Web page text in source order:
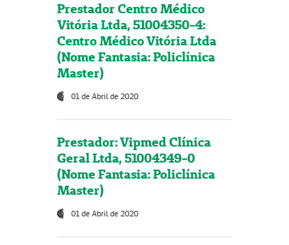
Prestador Centro Médico
Vitória Ltda, 51004350-4:
Centro Médico Vitória Ltda
(Nome Fantasia: Policlínica
Master)
01 de Abril de 2020
Prestador: Vipmed Clínica
Geral Ltda, 51004349-0
(Nome Fantasia: Policlínica
Master)
01 de Abril de 2020